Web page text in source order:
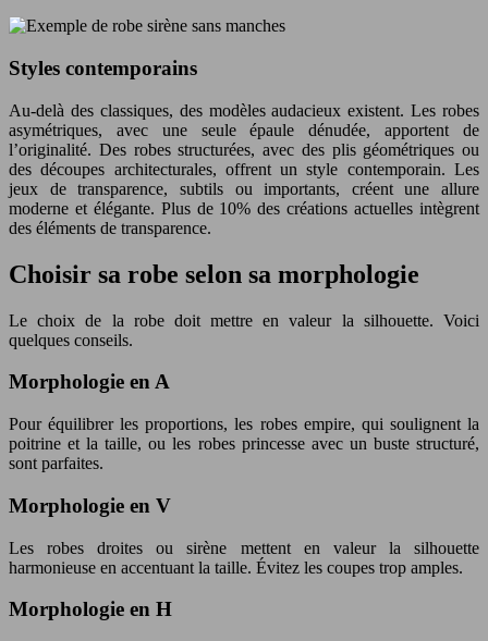
Styles contemporains
Au-delà des classiques, des modèles audacieux existent. Les robes
asymétriques, avec une seule épaule dénudée, apportent de
l’originalité. Des robes structurées, avec des plis géométriques ou
des découpes architecturales, offrent un style contemporain. Les
jeux de transparence, subtils ou importants, créent une allure
moderne et élégante. Plus de 10% des créations actuelles intègrent
des éléments de transparence.
Choisir sa robe selon sa morphologie
Le choix de la robe doit mettre en valeur la silhouette. Voici
quelques conseils.
Morphologie en A
Pour équilibrer les proportions, les robes empire, qui soulignent la
poitrine et la taille, ou les robes princesse avec un buste structuré,
sont parfaites.
Morphologie en V
Les robes droites ou sirène mettent en valeur la silhouette
harmonieuse en accentuant la taille. Évitez les coupes trop amples.
Morphologie en H